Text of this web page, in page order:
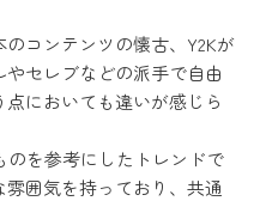
コンテンツの懐古、Y2Kが
セレブなどの派手で自由
においても違いが感じら
のを参考にしたトレンドで
囲気を持っており、共通